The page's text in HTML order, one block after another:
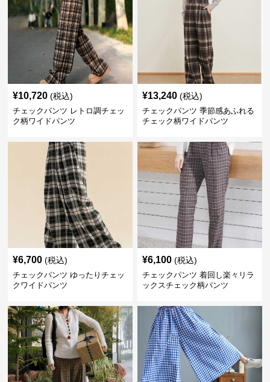
¥10,720 (税込)
チェックパンツ レトロ調チェッ
ク柄ワイドパンツ
¥13,240 (税込)
チェックパンツ 季節感あふれる
チェック柄ワイドパンツ
¥6,700 (税込)
チェックパンツ ゆったりチェッ
クワイドパンツ
¥6,100 (税込)
チェックパンツ 着回し楽々リラ
ックスチェック柄パンツ